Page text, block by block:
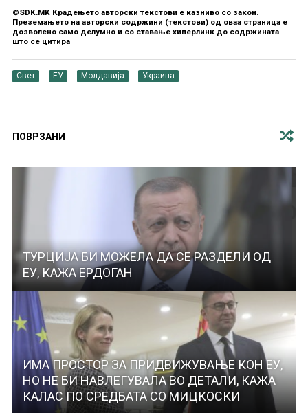
©SDK.MK Крадењето авторски текстови е казниво со закон.
Преземањето на авторски содржини (текстови) од оваа страница е
дозволено само делумно и со ставање хиперлинк до содржината
што се цитира
Свет ЕУ Молдавија Украина
ПОВРЗАНИ
ТУРЦИЈА БИ МОЖЕЛА ДА СЕ РАЗДЕЛИ ОД
ЕУ, КАЖА ЕРДОГАН
ИМА ПРОСТОР ЗА ПРИДВИЖУВАЊЕ КОН ЕУ,
НО НЕ БИ НАВЛЕГУВАЛА ВО ДЕТАЛИ, КАЖА
КАЛАС ПО СРЕДБАТА СО МИЦКОСКИ